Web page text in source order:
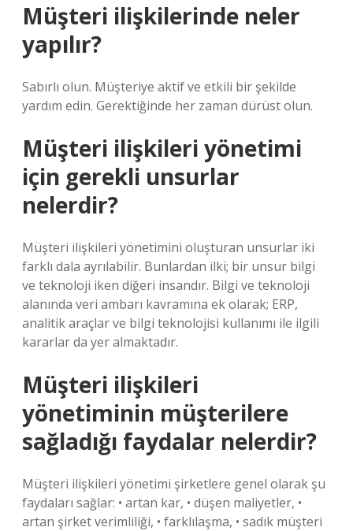
Müşteri ilişkilerinde neler
yapılır?
Sabırlı olun. Müşteriye aktif ve etkili bir şekilde
yardım edin. Gerektiğinde her zaman dürüst olun.
Müşteri ilişkileri yönetimi
için gerekli unsurlar
nelerdir?
Müşteri ilişkileri yönetimini oluşturan unsurlar iki
farklı dala ayrılabilir. Bunlardan ilki; bir unsur bilgi
ve teknoloji iken diğeri insandır. Bilgi ve teknoloji
alanında veri ambarı kavramına ek olarak; ERP,
analitik araçlar ve bilgi teknolojisi kullanımı ile ilgili
kararlar da yer almaktadır.
Müşteri ilişkileri
yönetiminin müşterilere
sağladığı faydalar nelerdir?
Müşteri ilişkileri yönetimi şirketlere genel olarak şu
faydaları sağlar: • artan kar, • düşen maliyetler, •
artan şirket verimliliği, • farklılaşma, • sadık müşteri